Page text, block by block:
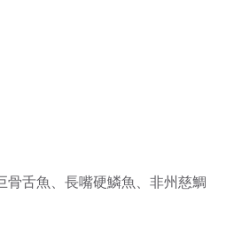
骨舌魚、長嘴硬鱗魚、非州慈鯛